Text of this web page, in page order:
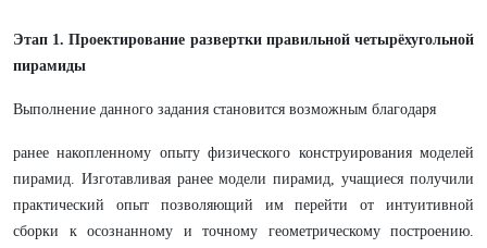
Этап 1. Проектирование развертки правильной четырёхугольной
пирамиды
Выполнение данного задания становится возможным благодаря
ранее накопленному опыту физического конструирования моделей
пирамид. Изготавливая ранее модели пирамид, учащиеся получили
практический опыт позволяющий им перейти от интуитивной
сборки к осознанному и точному геометрическому построению.